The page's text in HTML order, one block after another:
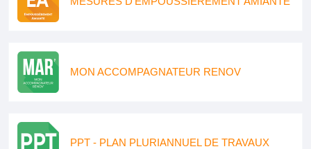
MON ACCOMPAGNATEUR RENOV
PPT - PLAN PLURIANNUEL DE TRAVAUX